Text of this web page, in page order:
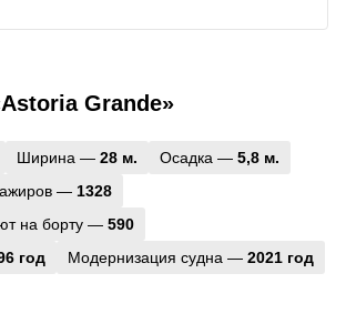
Grande»
Ширина — 28 м. Осадка — 5,8 м.
— 1328
на борту — 590
год Модернизация судна — 2021 год